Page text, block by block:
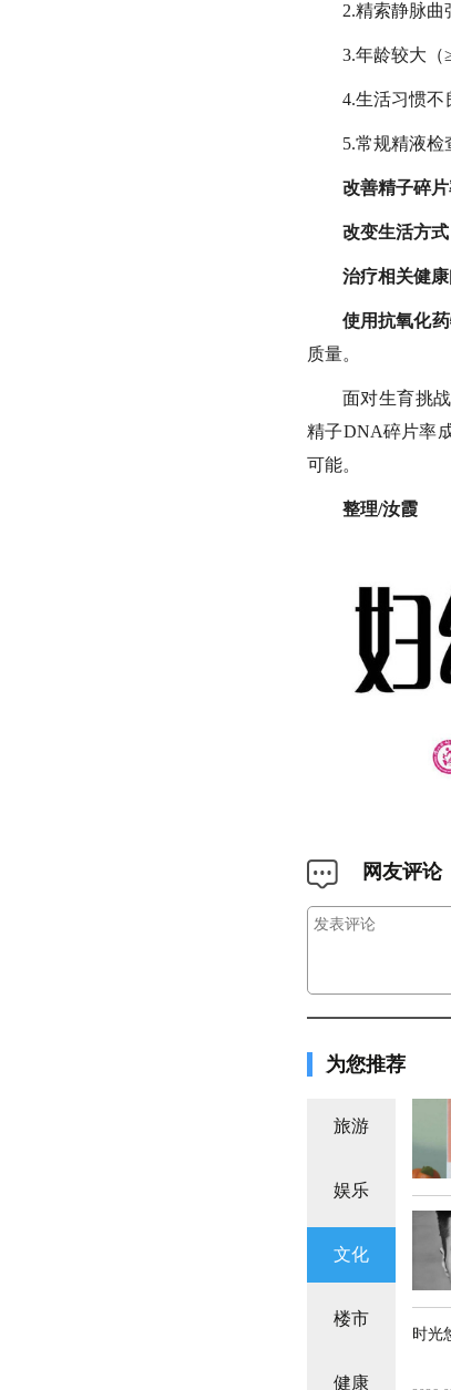
2.精索静脉曲
3.年龄较大（
4.生活习惯不
5.常规精液检
改善精子碎
改变生活方式
治疗相关健康
使用抗氧化药
质量。
面对生育挑
精子DNA碎片率
可能。
整理/汝霞
网友评论
为您推荐
旅游
娱乐
文化
楼市
健康
时光